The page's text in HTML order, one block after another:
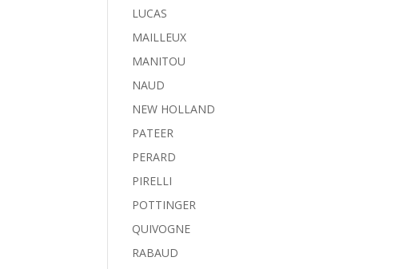
LUCAS
MAILLEUX
MANITOU
NAUD
NEW HOLLAND
PATEER
PERARD
PIRELLI
POTTINGER
QUIVOGNE
RABAUD